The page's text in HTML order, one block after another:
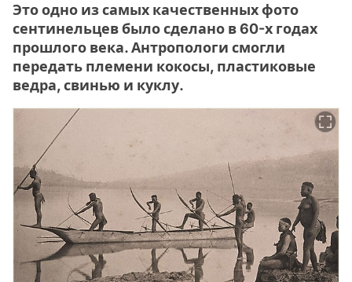
Это одно из самых качественных фото
сентинельцев было сделано в 60-х годах
прошлого века. Антропологи смогли
передать племени кокосы, пластиковые
ведра, свинью и куклу.